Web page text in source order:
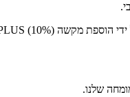
שלנו.